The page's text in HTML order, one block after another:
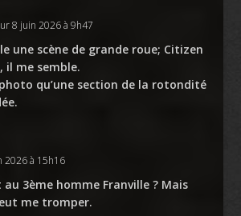
8 juin 2026 à 9h47
une scène de grande roue; Citizen
il me semble.
qu’une section de la rotondité
2026 à 15h16
au 3ème homme Franville ? Mais
me tromper.